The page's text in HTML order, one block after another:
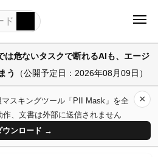
は危ないタスクで断れるAIも、エージ
う
（公開予定日：2026年08月09日）
マスキングツール「PII Mask」を全
、文書は外部に送信されません
ウンロード →
×